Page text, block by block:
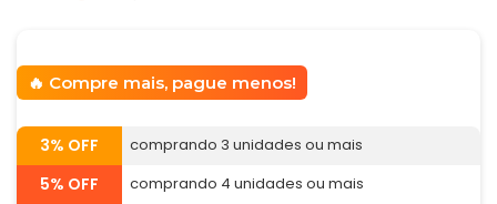
Compre mais, pague menos!
3% OFF comprando 3 unidades ou mais
5% OFF comprando 4 unidades ou mais